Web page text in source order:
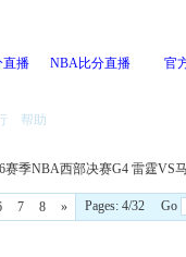
直播 NBA比分直播 官
帮助
赛季NBA西部决赛G4 雷霆VS
7 8 » Pages: 4/32 Go